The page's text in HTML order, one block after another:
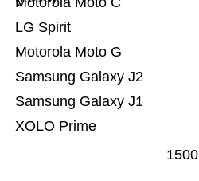
XOLO Prime
Samsung Galaxy J1
Samsung Galaxy J2
Motorola Moto G
LG Spirit
1500